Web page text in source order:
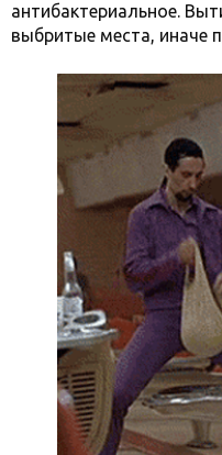
антибактериальное.
выбритые места, иначе